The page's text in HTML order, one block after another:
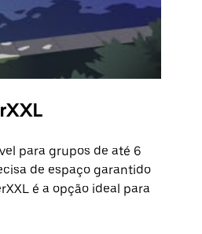
para grupos de até 6
de espaço garantido
é a opção ideal para